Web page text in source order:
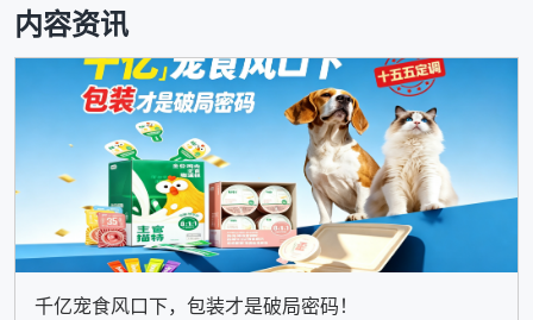
内容资讯
千亿宠食风口下，包装才是破局密码！